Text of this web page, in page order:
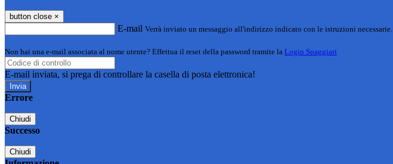
button close ×
E-mail Verrà inviato un messaggio all'indirizzo indicato con le istruzioni necessarie.
Non hai una e-mail associata al nome utente? Effettua il reset della password tramite la Login Spaggiari
E-mail inviata, si prega di controllare la casella di posta elettronica!
Errore
Chiudi
Successo
Chiudi